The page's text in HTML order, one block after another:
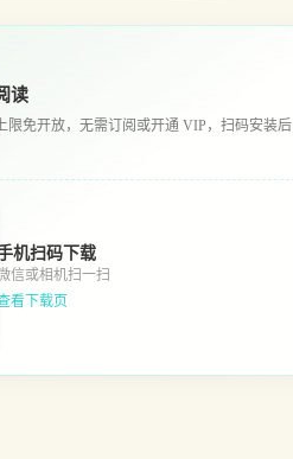
读
限免开放，无需订阅或开通 VIP，扫码安装后
机扫码下载
信或相机扫一扫
看下载页